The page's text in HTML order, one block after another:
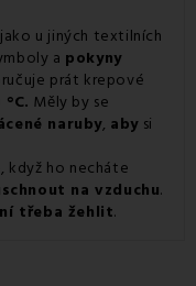
u jiných textilních
a pokyny
prát krepové
Měly by se
naruby, aby si
, když ho necháte
na vzduchu.
třeba žehlit.